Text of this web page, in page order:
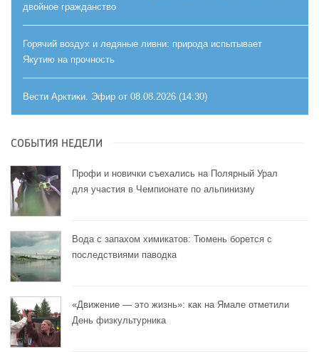
двойное гражданство
Горячий воздух и ледяные ливни: природа испытывает
Якутию на прочность
Вести Арктики. Эфир от 08.08.2026 (14:30)
СОБЫТИЯ НЕДЕЛИ
Профи и новички съехались на Полярный Урал
для участия в Чемпионате по альпинизму
Вода с запахом химикатов: Тюмень борется с
последствиями паводка
«Движение — это жизнь»: как на Ямале отметили
День физкультурника